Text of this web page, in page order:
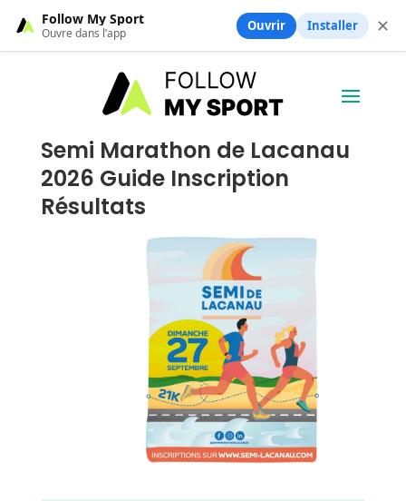
Semi Marathon de Lacanau
2026 Guide Inscription
Résultats
Follow My Sport
Ouvre dans l’app Ouvrir Installer ✕